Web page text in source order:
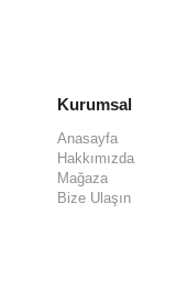
Kurumsal
Anasayfa
Hakkımızda
Mağaza
Bize Ulaşın